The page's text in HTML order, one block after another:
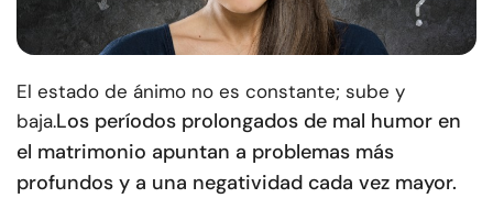
El estado de ánimo no es constante; sube y
baja.Los períodos prolongados de mal humor en
el matrimonio apuntan a problemas más
profundos y a una negatividad cada vez mayor.